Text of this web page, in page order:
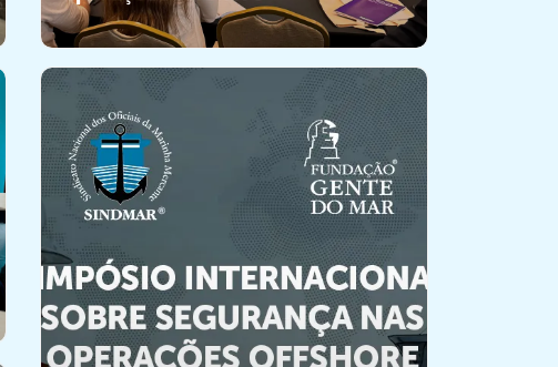
Simpósio debate segurança
nas operações offshore